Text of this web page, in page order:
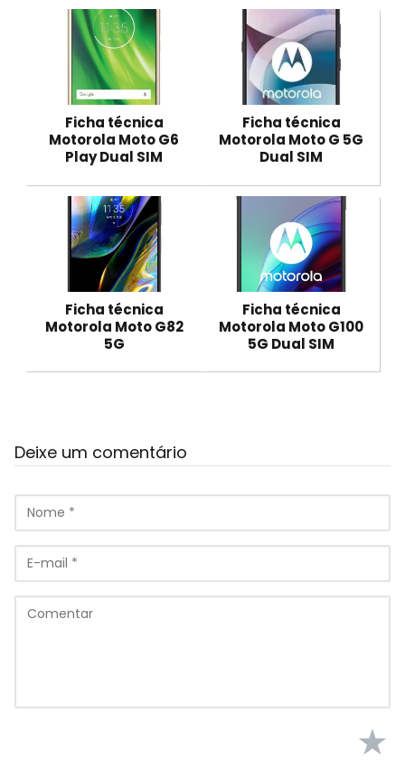
Ficha técnica
Motorola Moto G6
Play Dual SIM
Ficha técnica
Motorola Moto G 5G
Dual SIM
Ficha técnica
Motorola Moto G82
5G
Ficha técnica
Motorola Moto G100
5G Dual SIM
Deixe um comentário
★